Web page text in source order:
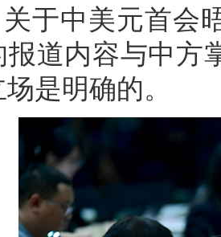
于中美元首会
报道内容与中方
是明确的。